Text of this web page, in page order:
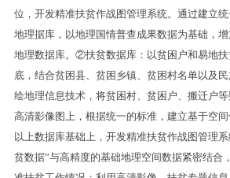
位，开发精准扶贫作战图管理系统。通过建立
地理据库，以地理国情普查成果数据为基础，
地理数据库。②扶贫数据库：以贫困户和易地
底，结合贫困县、贫困乡镇、贫困村名单以及
绘地理信息技术，将贫困村、贫困户、搬迁户
高清影像图上，根据统一的标准，建立基于空
以上数据库基础上，开发精准扶贫作战图管理
贫数据”与高精度的基础地理空间数据紧密结合